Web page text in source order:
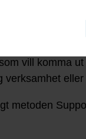
(VAC)
vill komma
metoden